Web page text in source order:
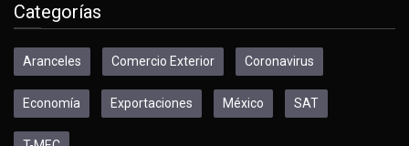
Categorías
Aranceles Comercio Exterior Coronavirus
Economía Exportaciones México SAT